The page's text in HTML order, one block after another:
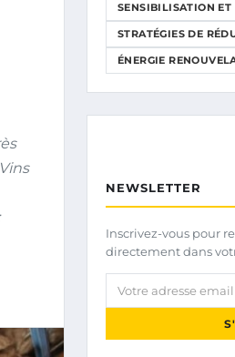
SENSIBILISATION ET
STRATÉGIES DE
ÉNERGIE
NEWSLETTER
Inscrivez-vous pour
directement dans
Votre adresse email